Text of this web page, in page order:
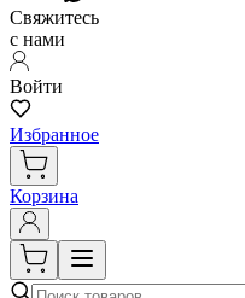
Свяжитесь
с нами
Войти
Избранное
Корзина